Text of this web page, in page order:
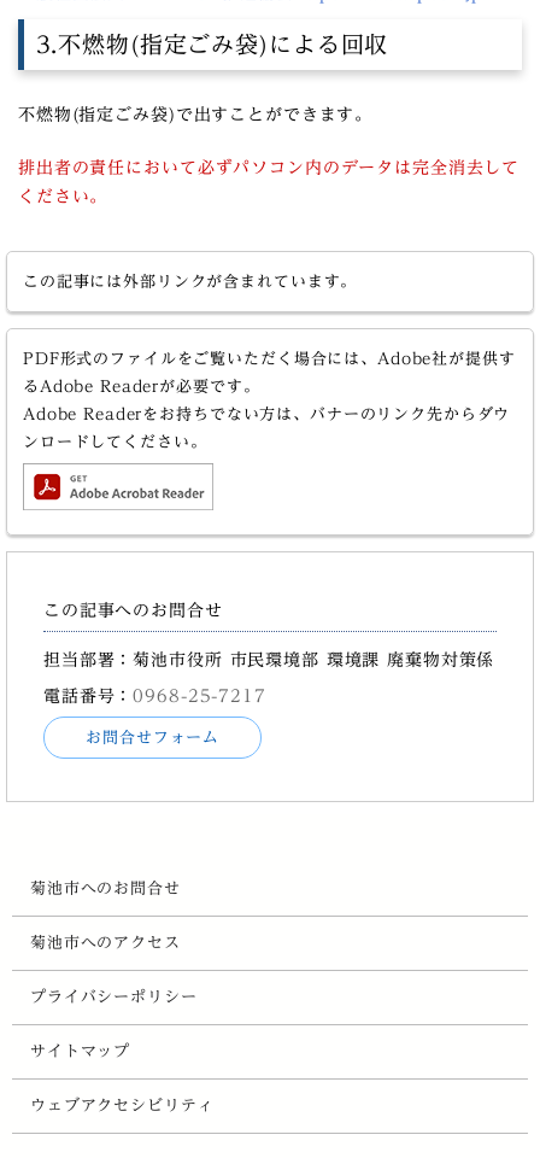
3.不燃物(指定ごみ袋)による回収
不燃物(指定ごみ袋)で出すことができます。
排出者の責任において必ずパソコン内のデータは完全消去して
ください。
この記事には外部リンクが含まれています。
PDF形式のファイルをご覧いただく場合には、Adobe社が提供す
るAdobe Readerが必要です。
Adobe Readerをお持ちでない方は、バナーのリンク先からダウ
ンロードしてください。
この記事へのお問合せ
担当部署：菊池市役所 市民環境部 環境課 廃棄物対策係
電話番号：0968-25-7217
お問合せフォーム
菊池市へのお問合せ
菊池市へのアクセス
プライバシーポリシー
サイトマップ
ウェブアクセシビリティ